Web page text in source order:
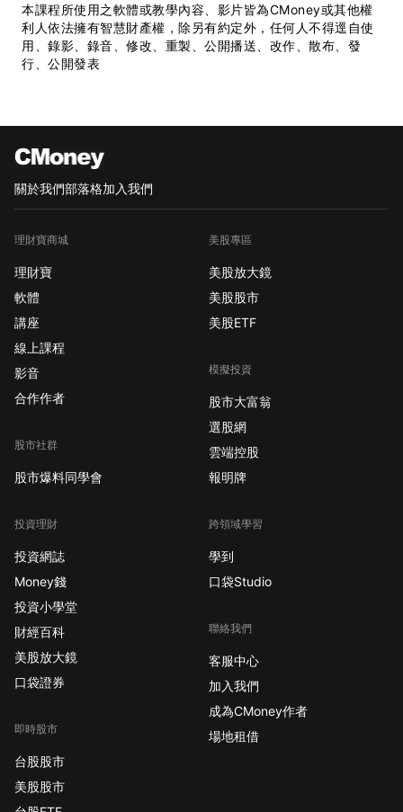
本課程所使用之軟體或教學內容、影片皆為CMoney或其他權
利人依法擁有智慧財產權，除另有約定外，任何人不得逕自使
用、錄影、錄音、修改、重製、公開播送、改作、散布、發
行、公開發表
關於我們部落格加入我們
理財寶商城
理財寶
軟體
講座
線上課程
影音
合作作者
股市社群
股市爆料同學會
投資理財
投資網誌
Money錢
投資小學堂
財經百科
美股放大鏡
口袋證券
即時股市
台股股市
美股股市
美股專區
美股放大鏡
美股股市
美股ETF
模擬投資
股市大富翁
選股網
雲端控股
報明牌
跨領域學習
學到
口袋Studio
聯絡我們
客服中心
加入我們
成為CMoney作者
場地租借